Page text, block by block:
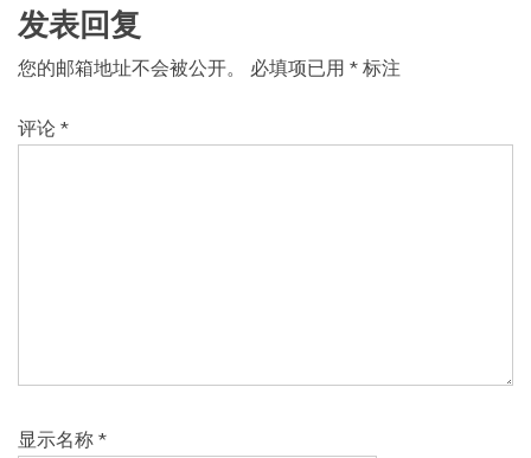
发表回复
您的邮箱地址不会被公开。 必填项已用 * 标注
评论 *
显示名称 *